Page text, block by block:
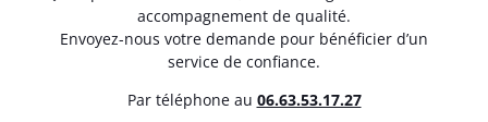
accompagnement de qualité.
Envoyez-nous votre demande pour bénéficier d’un
service de confiance.
Par téléphone au 06.63.53.17.27